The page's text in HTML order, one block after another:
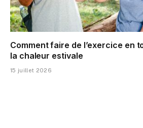
Comment faire de l’exercice en
la chaleur estivale
15 juillet 2026